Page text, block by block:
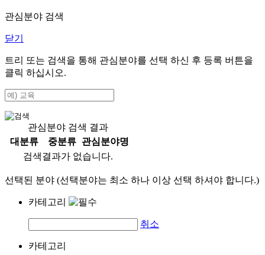
관심분야 검색
닫기
트리 또는 검색을 통해 관심분야를 선택 하신 후 등록 버튼을
클릭 하십시오.
관심분야 검색 결과
대분류
중분류
관심분야명
검색결과가 없습니다.
선택된 분야 (선택분야는 최소 하나 이상 선택 하셔야 합니다.)
카테고리
취소
카테고리